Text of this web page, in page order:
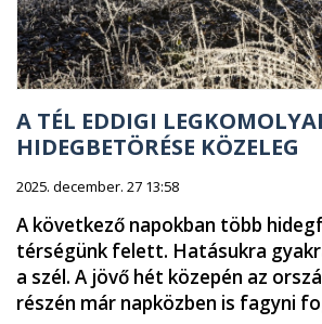
A TÉL EDDIGI
HIDEGBETÖRÉSE KÖZELEG
2025. december. 27 13:58
A következő napokban több
térségünk felett. Hatásukra
a szél. A jövő hét közepén az
részén már napközben is fagyni